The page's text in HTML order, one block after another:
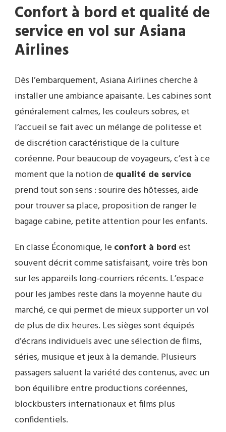
Confort à bord et qualité de
service en vol sur Asiana
Airlines
Dès l’embarquement, Asiana Airlines cherche à
installer une ambiance apaisante. Les cabines sont
généralement calmes, les couleurs sobres, et
l’accueil se fait avec un mélange de politesse et
de discrétion caractéristique de la culture
coréenne. Pour beaucoup de voyageurs, c’est à ce
moment que la notion de qualité de service
prend tout son sens : sourire des hôtesses, aide
pour trouver sa place, proposition de ranger le
bagage cabine, petite attention pour les enfants.
En classe Économique, le confort à bord est
souvent décrit comme satisfaisant, voire très bon
sur les appareils long-courriers récents. L’espace
pour les jambes reste dans la moyenne haute du
marché, ce qui permet de mieux supporter un vol
de plus de dix heures. Les sièges sont équipés
d’écrans individuels avec une sélection de films,
séries, musique et jeux à la demande. Plusieurs
passagers saluent la variété des contenus, avec un
bon équilibre entre productions coréennes,
blockbusters internationaux et films plus
confidentiels.